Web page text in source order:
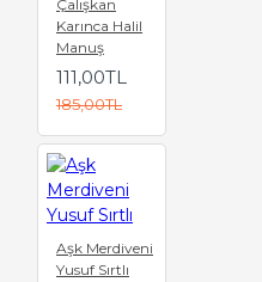
Çalışkan
Karınca Halil
Manuş
111,00TL
185,00TL
Aşk Merdiveni
Yusuf Sırtlı